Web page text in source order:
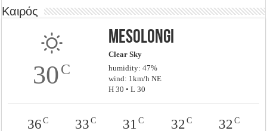
Καιρός
30C
Mesolongi
Clear Sky
humidity: 47%
wind: 1km/h NE
H 30 • L 30
36C 33C 31 C 32C 32C